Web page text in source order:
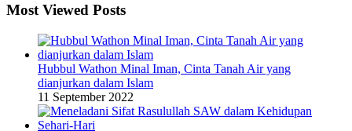
Most Viewed Posts
Hubbul Wathon Minal Iman, Cinta Tanah Air yang
dianjurkan dalam Islam
11 September 2022